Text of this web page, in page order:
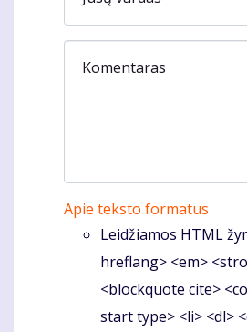
Komentaras
Apie teksto formatus
Leidžiamos HTML
hreflang> <em>
<blockquote cite>
start type> <li> <dl>